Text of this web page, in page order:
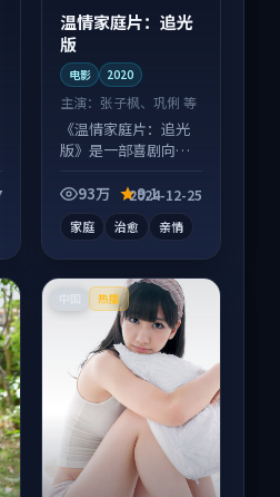
温情家庭片：追光
版
电影 2020
主演： 张子枫、巩俐 等
《温情家庭片：追光
版》是一部喜剧向电
错过，字幕区常有惊
93万 9.1
2024-12-25
家庭 治愈 亲情
热播